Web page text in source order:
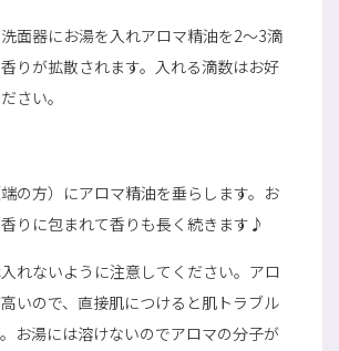
面器にお湯を入れアロマ精油を2～3滴
りが拡散されます。入れる滴数はお好
さい。
の方）にアロマ精油を垂らします。お
りに包まれて香りも長く続きます♪
れないように注意してください。アロ
いので、直接肌につけると肌トラブル
お湯には溶けないのでアロマの分子が